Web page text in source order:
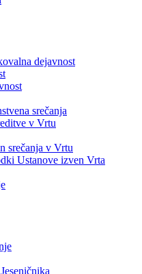
dejavnost
srečanja
v Vrtu
srečanja v Vrtu
Ustanove izven Vrta